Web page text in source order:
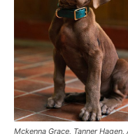
Mckenna Grace, Tanner